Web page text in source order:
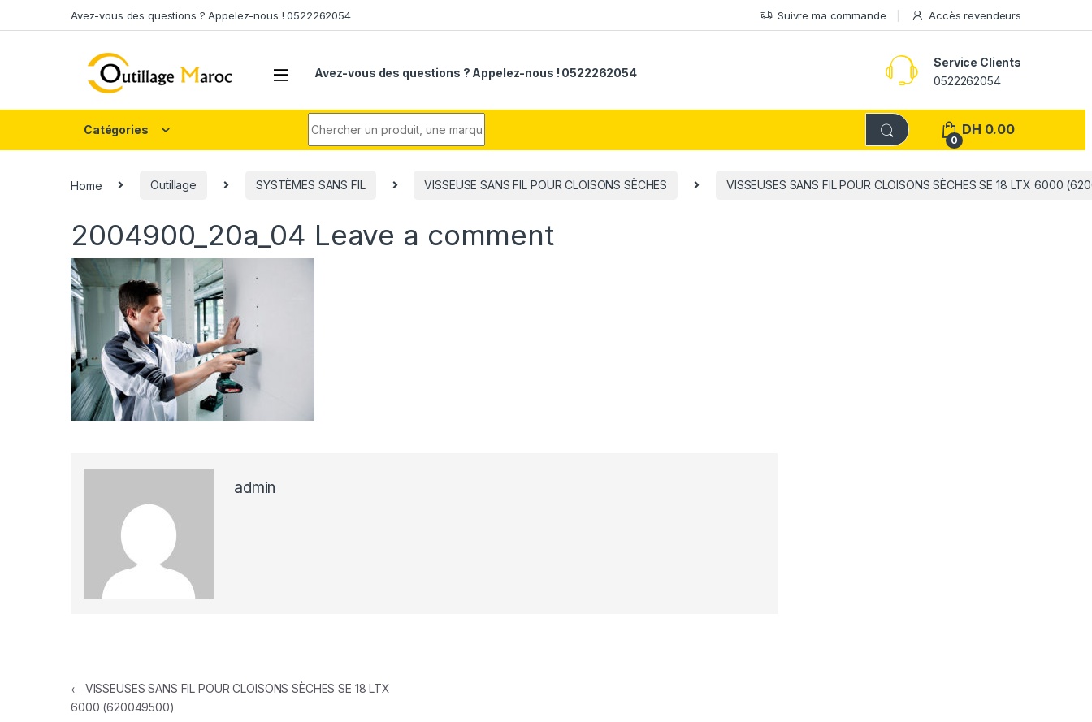
Avez-vous des questions ? Appelez-nous ! 0522262054 Suivre ma commande Accès revendeurs
Avez-vous des questions ? Appelez-nous ! 0522262054
Service Clients
0522262054
Catégories
0
DH 0.00
Home Outillage SYSTÈMES SANS FIL VISSEUSE SANS FIL POUR CLOISONS SÈCHES VISSEUSES SANS FIL POUR CLOISONS SÈCHES SE 18 LTX 6000
2004900_20a_04 Leave a comment
admin
Navigation de l’article
← VISSEUSES SANS FIL POUR CLOISONS SÈCHES SE 18 LTX
6000 (620049500)